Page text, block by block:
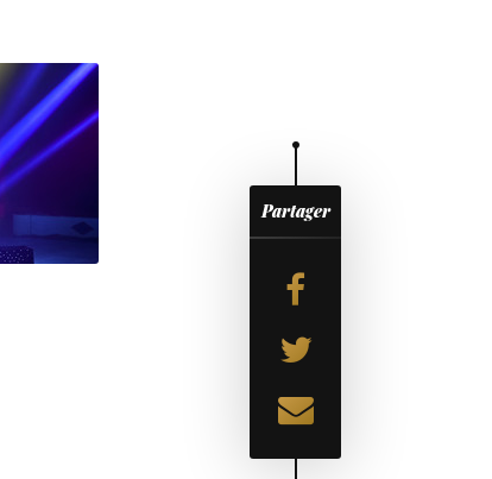
Partager